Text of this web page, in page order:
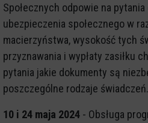
Społecznych odpowie na
ubezpieczenia społecznego w
macierzyństwa, wysokość tych
przyznawania i wypłaty zasiłku
pytania jakie dokumenty są
poszczególne rodzaje świadczeń.
10 i 24 maja 2024 - Obsługa